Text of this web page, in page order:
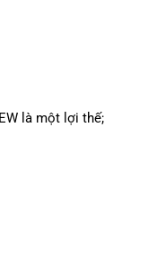
là một lợi thế;